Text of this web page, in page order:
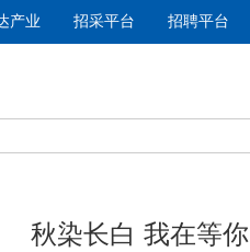
产业 招采平台 招聘平台
秋染长白 我在等你